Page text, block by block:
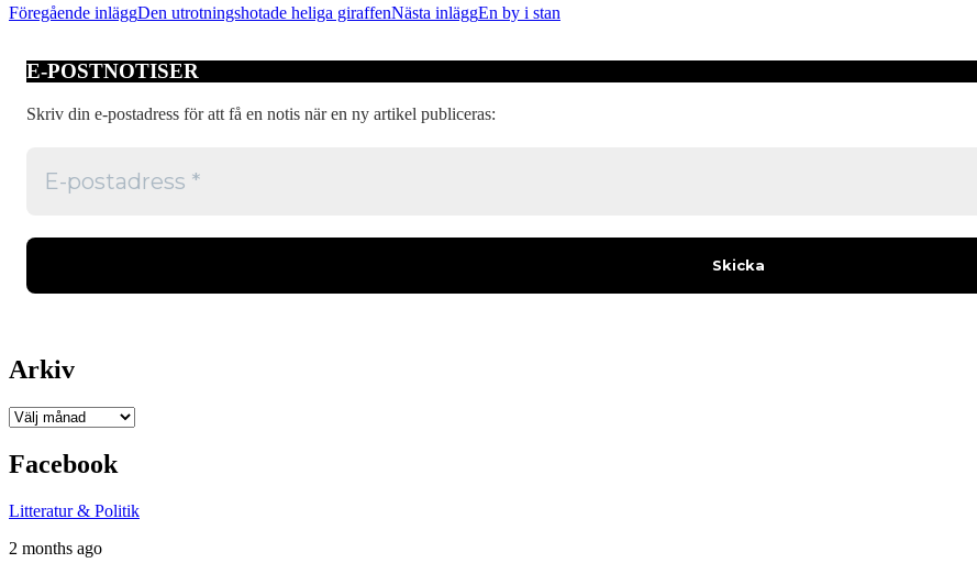
Inläggsnavigering
Föregående inläggDen utrotningshotade heliga giraffenNästa inläggEn by i stan
E-POSTNOTISER
Skriv din e-postadress för att få en notis när en ny artikel publiceras:
Arkiv
Arkiv
Facebook
Litteratur & Politik
2 months ago